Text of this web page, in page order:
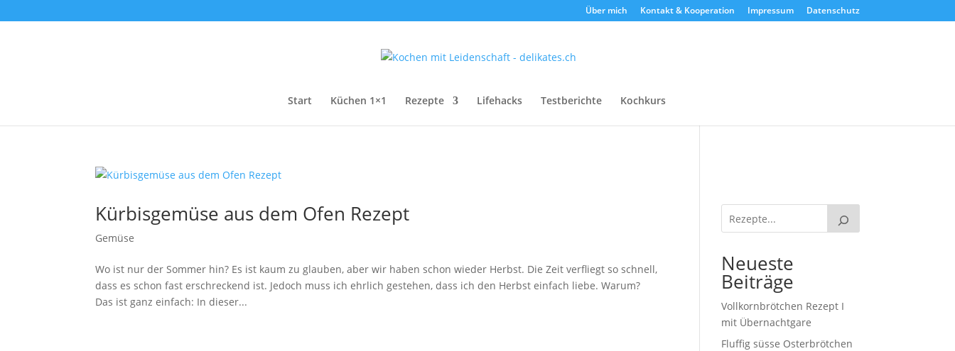
Über mich Kontakt & Kooperation Impressum Datenschutz
Start Küchen 1×1 Rezepte Lifehacks Testberichte Kochkurs
Kürbisgemüse aus dem Ofen Rezept
Gemüse
Wo ist nur der Sommer hin? Es ist kaum zu glauben, aber wir haben schon wieder Herbst. Die Zeit verfliegt so schnell,
dass es schon fast erschreckend ist. Jedoch muss ich ehrlich gestehen, dass ich den Herbst einfach liebe. Warum?
Das ist ganz einfach: In dieser...
Neueste
Beiträge
Vollkornbrötchen Rezept I
mit Übernachtgare
Fluffig süsse Osterbrötchen